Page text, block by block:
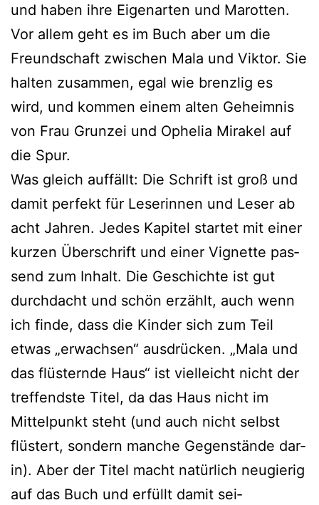
und haben ihre Eigenarten und Marotten.
Vor allem geht es im Buch aber um die
Freundschaft zwi­schen Mala und Viktor. Sie
hal­ten zusam­men, egal wie brenz­lig es
wird, und kom­men einem alten Geheimnis
von Frau Grunzei und Ophelia Mirakel auf
die Spur.
Was gleich auf­fällt: Die Schrift ist groß und
damit per­fekt für Leserinnen und Leser ab
acht Jahren. Jedes Kapitel star­tet mit einer
kur­zen Überschrift und einer Vignette pas­
send zum Inhalt. Die Geschichte ist gut
durch­dacht und schön erzählt, auch wenn
ich fin­de, dass die Kinder sich zum Teil
etwas „erwach­sen“ aus­drü­cken. „Mala und
das flüs­tern­de Haus“ ist viel­leicht nicht der
tref­fends­te Titel, da das Haus nicht im
Mittelpunkt steht (und auch nicht selbst
flüs­tert, son­dern man­che Gegenstände dar­
in). Aber der Titel macht natür­lich neu­gie­rig
auf das Buch und erfüllt damit sei­